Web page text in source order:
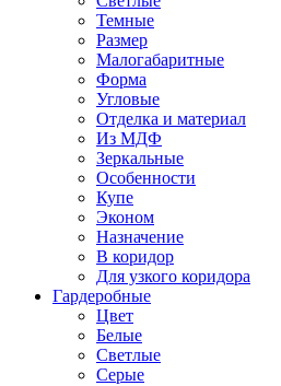
Темные
Размер
Малогабаритные
Форма
Угловые
Отделка и материал
Из МДФ
Зеркальные
Особенности
Купе
Эконом
Назначение
В коридор
Для узкого коридора
Гардеробные
Цвет
Белые
Светлые
Серые